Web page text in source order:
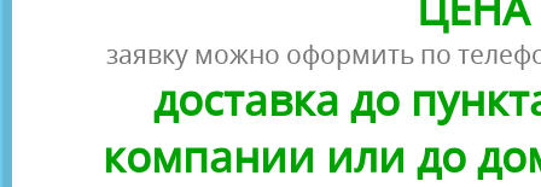
заявку можно оформить по
доставка до
компании или до